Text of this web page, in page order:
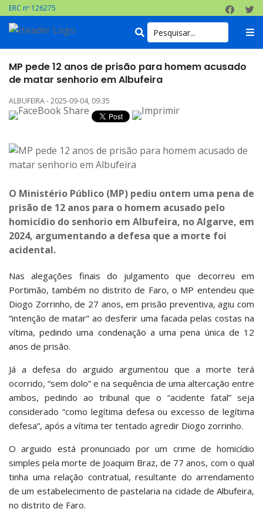
ERC nº 126275
MP pede 12 anos de prisão para homem acusado
de matar senhorio em Albufeira
ALBUFEIRA - 2025-09-04, 09:35
O Ministério Público (MP) pediu ontem uma pena de
prisão de 12 anos para o homem acusado pelo
homicídio do senhorio em Albufeira, no Algarve, em
2024, argumentando a defesa que a morte foi
acidental.
Nas alegações finais do julgamento que decorreu em
Portimão, também no distrito de Faro, o MP entendeu que
Diogo Zorrinho, de 27 anos, em prisão preventiva, agiu com
“intenção de matar” ao desferir uma facada pelas costas na
vítima, pedindo uma condenação a uma pena única de 12
anos de prisão.
Já a defesa do arguido argumentou que a morte terá
ocorrido, “sem dolo” e na sequência de uma altercação entre
ambos, pedindo ao tribunal que o “acidente fatal” seja
considerado “como legítima defesa ou excesso de legítima
defesa”, após a vítima ter tentado agredir Diogo zorrinho.
O arguido está pronunciado por um crime de homicídio
simples pela morte de Joaquim Braz, de 77 anos, com o qual
tinha uma relação contratual, resultante do arrendamento
de um estabelecimento de pastelaria na cidade de Albufeira,
no distrito de Faro.